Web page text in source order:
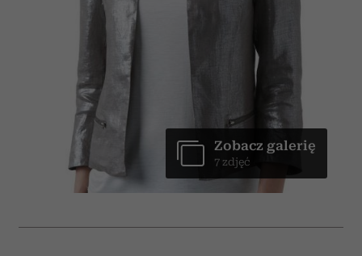
Zobacz galerię
7 zdjęć